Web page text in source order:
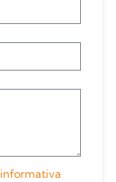
informativa